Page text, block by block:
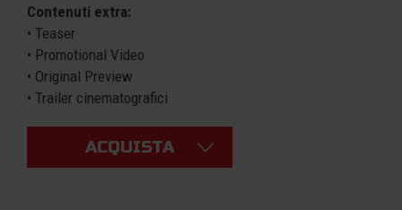
Contenuti extra:
• Teaser
• Promotional Video
• Original Preview
• Trailer cinematografici
ACQUISTA